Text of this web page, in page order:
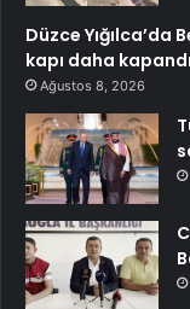
Düzce Yığılca’da
kapı daha
Ağustos 8, 2026